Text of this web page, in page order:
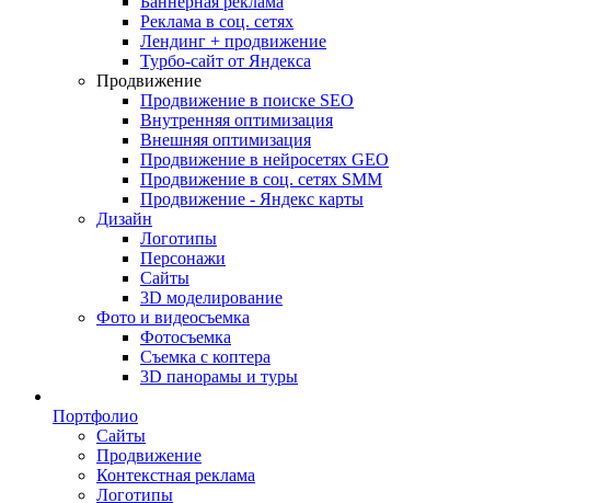
Реклама в соц. сетях
Лендинг + продвижение
Турбо-сайт от Яндекса
Продвижение
Продвижение в поиске SEO
Внутренняя оптимизация
Внешняя оптимизация
Продвижение в нейросетях GEO
Продвижение в соц. сетях SMM
Продвижение - Яндекс карты
Дизайн
Логотипы
Персонажи
Сайты
3D моделирование
Фото и видеосъемка
Фотосъемка
Съемка с коптера
3D панорамы и туры
Портфолио
Сайты
Продвижение
Контекстная реклама
Логотипы